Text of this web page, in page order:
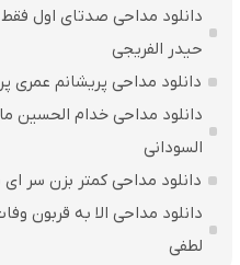
دانلود مداحی صدتای اول
حیدر الفریجی
دانلود مداحی پریشانم عمری
دانلود مداحی خدام الحسين
السودانی
دانلود مداحی کمتر بزن سر
دانلود مداحی الا به قربون
لطفی